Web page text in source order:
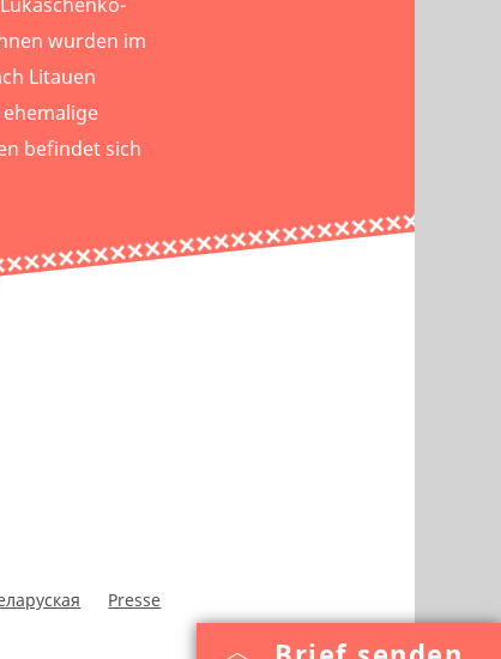
wurden im
Litauen
befindet sich
Presse